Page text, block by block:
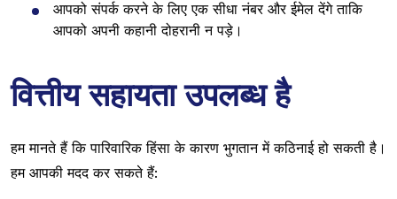
आपको संपर्क करने के लिए एक सीधा नंबर और ईमेल देंगे ताकि
आपको अपनी कहानी दोहरानी न पड़े।
वित्तीय सहायता उपलब्ध है
हम मानते हैं कि पारिवारिक हिंसा के कारण भुगतान में कठिनाई हो सकती है।
हम आपकी मदद कर सकते हैं: